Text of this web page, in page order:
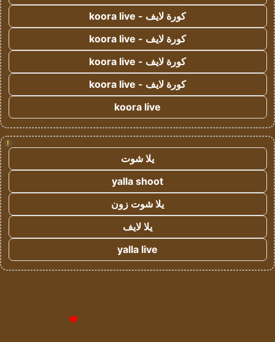
كورة لايف - koora live
كورة لايف - koora live
كورة لايف - koora live
كورة لايف - koora live
koora live
!
يلا شوت
yalla shoot
يلا شوت زون
يلا لايف
yalla live